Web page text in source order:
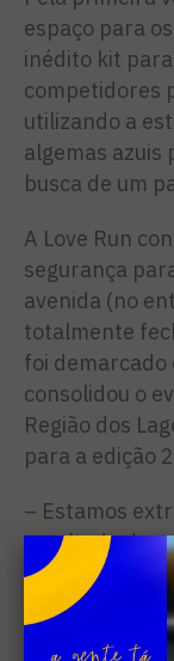
espaço para
inédito kit
competidores
utilizando a
algemas azuis
busca de um
A Love Run
segurança
avenida (no
totalmente
foi demarcado
consolidou o
Região dos
para a edição
– Estamos
resultado
nossas
inclusive
que é algo